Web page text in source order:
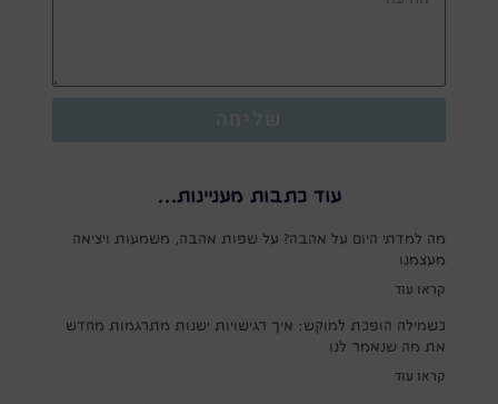
עוד כתבות מעניינות...
מה למדתי היום על אהבה? על שפות אהבה, משמעות ויציאה
מעצמנו
קראו עוד
כשמילה הופכת למוקש: איך רגישויות ישנות מתרגמות מחדש
את מה שנאמר לנו
קראו עוד